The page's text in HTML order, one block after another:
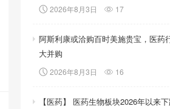
2026年8月3日 17
阿斯利康或洽购百时美施贵宝，医药
大并购
2026年8月3日 16
【医药】 医药生物板块2026年以来